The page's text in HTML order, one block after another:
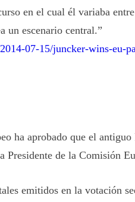
en el cual él variaba
un escenario central.”
07-15/juncker-wins-eu-
ha aprobado que el antiguo
Presidente de la Comisión
emitidos en la votación